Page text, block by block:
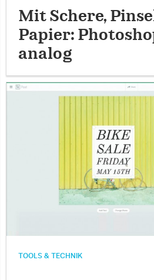
Mit Schere,
Papier:
analog
TOOLS & TECHNIK